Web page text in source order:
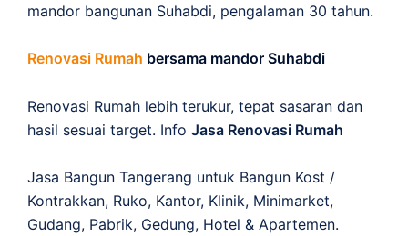
mandor bangunan Suhabdi, pengalaman 30 tahun.
Renovasi Rumah bersama mandor Suhabdi
Renovasi Rumah lebih terukur, tepat sasaran dan
hasil sesuai target. Info Jasa Renovasi Rumah
Jasa Bangun Tangerang untuk Bangun Kost /
Kontrakkan, Ruko, Kantor, Klinik, Minimarket,
Gudang, Pabrik, Gedung, Hotel & Apartemen.